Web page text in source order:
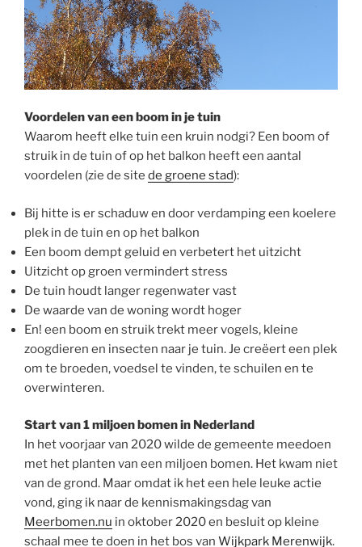
Voordelen van een boom in je tuin
Waarom heeft elke tuin een kruin nodgi? Een boom of
struik in de tuin of op het balkon heeft een aantal
voordelen (zie de site de groene stad):
Bij hitte is er schaduw en door verdamping een koelere
plek in de tuin en op het balkon
Een boom dempt geluid en verbetert het uitzicht
Uitzicht op groen vermindert stress
De tuin houdt langer regenwater vast
De waarde van de woning wordt hoger
En! een boom en struik trekt meer vogels, kleine
zoogdieren en insecten naar je tuin. Je creëert een plek
om te broeden, voedsel te vinden, te schuilen en te
overwinteren.
Start van 1 miljoen bomen in Nederland
In het voorjaar van 2020 wilde de gemeente meedoen
met het planten van een miljoen bomen. Het kwam niet
van de grond. Maar omdat ik het een hele leuke actie
vond, ging ik naar de kennismakingsdag van
Meerbomen.nu in oktober 2020 en besluit op kleine
schaal mee te doen in het bos van Wijkpark Merenwijk.